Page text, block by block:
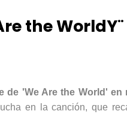
the
de 'WeArethe World ' en
en la canción, que